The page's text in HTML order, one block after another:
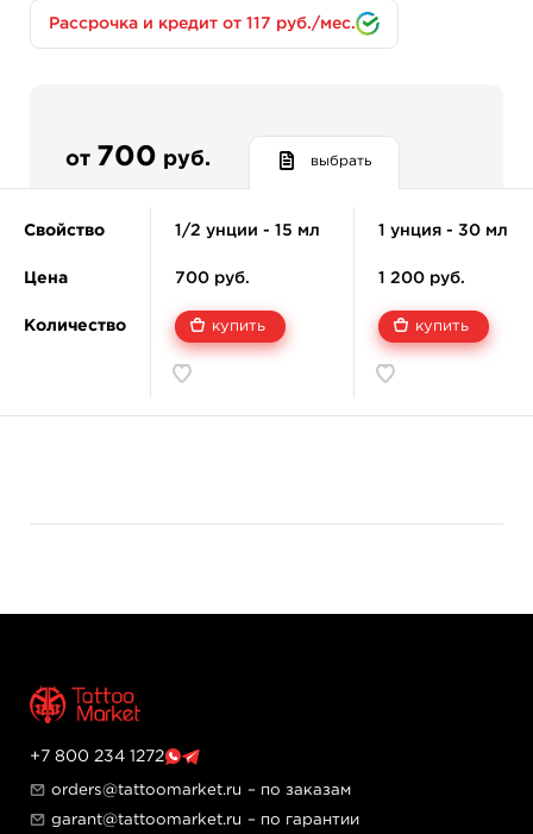
окружающей среды.
При производстве были соблюдены все новейшие
на животных.
REACH-формула.
Миссия Xtreme Ink проста: сделать все возможное,
безопасность тату-индустрии. Именно поэтому в
сил и опыта передовых специалистов, соблюдены все
правила и стандарты REACH и пройдены
соответствующие тесты безопасности.
Xtreme Ink - больше, чем просто пигменты.
мастеров всех направлений и стилей. Они отлично
смешиваются между собой и создают уникальные
Скачать SDS Xtreme Ink.
Рассрочка и кредит от 117 руб./мес.
от 700 руб. выбрать
Свойство
Цена
Количество
1/2 унции - 15 мл
700 руб.
купить
1 унция - 30 мл
1 200 руб.
купить
+7 800 234 1272
orders@tattoomarket.ru – по заказам
garant@tattoomarket.ru – по гарантии